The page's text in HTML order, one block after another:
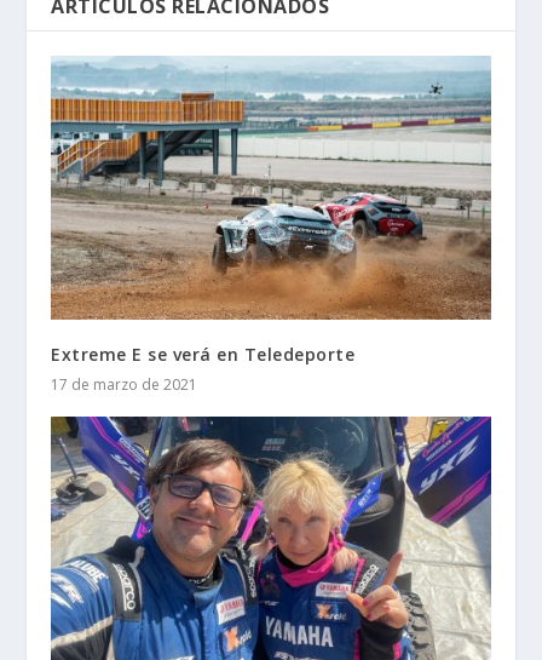
ARTÍCULOS RELACIONADOS
Extreme E se verá en Teledeporte
17 de marzo de 2021